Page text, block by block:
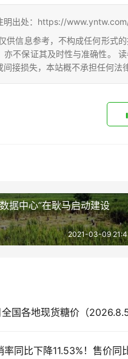
明出处：https://
供信息参考，不构成任何形式
亦不保证其及时性与准确性。
接损失，本站概不承担任何法
据中心”在耿马启动建设
2021-03-09
国各地现货糖价（2026.8.5